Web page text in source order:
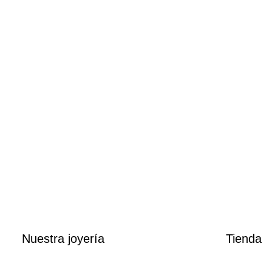
Nuestra joyería Tienda